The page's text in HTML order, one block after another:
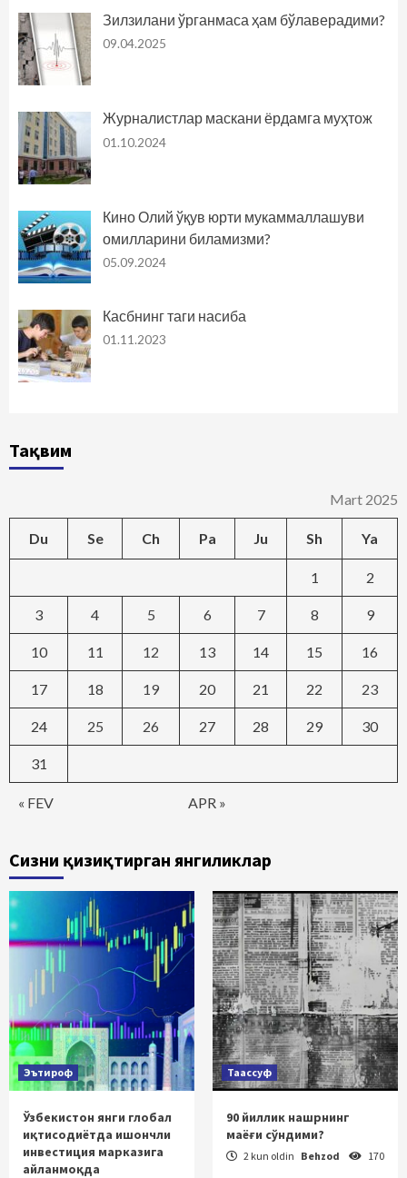
Зилзилани ўрганмаса ҳам бўлаверадими?
09.04.2025
Журналистлар маскани ёрдамга муҳтож
01.10.2024
Кино Олий ўқув юрти мукаммаллашуви
омилларини биламизми?
05.09.2024
Касбнинг таги насиба
01.11.2023
Тақвим
Mart 2025
Du Se Ch Pa Ju Sh Ya
« FEV APR »
1 2
3 4 5 6 7 8 9
10 11 12 13 14 15 16
17 18 19 20 21 22 23
24 25 26 27 28 29 30
31
Сизни қизиқтирган янгиликлар
Эътироф
Ўзбекистон янги глобал
иқтисодиётда ишончли
инвестиция марказига
айланмоқда
Таассуф
90 йиллик нашрнинг
маёғи сўндими?
2 kun oldin Behzod 170